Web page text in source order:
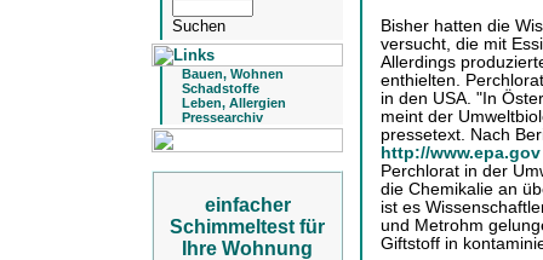
Bauen, Wohnen
Schadstoffe
Leben, Allergien
Pressearchiv
einfacher
Schimmeltest für
Ihre Wohnung
Bisher hatten die
versucht, die mit
Allerdings
enthielten.
in den USA. "In
meint der
pressetext. Nach
http://
Perchlorat in der
die Chemikalie an
ist es
und Metrohm
Giftstoff in